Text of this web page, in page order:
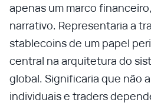
apenas um marco
narrativo. Representaria a
stablecoins de um papel
central na arquitetura do
global. Significaria que não
individuais e traders